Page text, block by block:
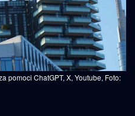
pomoci ChatGPT, X, Youtube, Foto: